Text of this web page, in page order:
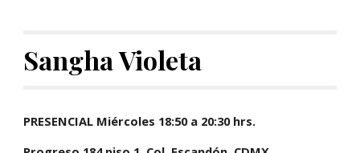
SanghaVioleta
PRESENCIAL Miércoles 18:50 a 20:30 hrs.